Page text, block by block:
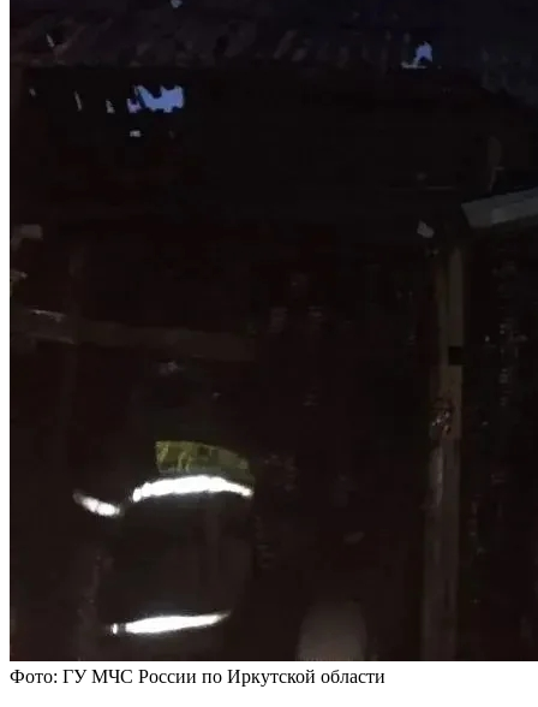
Фото: ГУ МЧС России по Иркутской области